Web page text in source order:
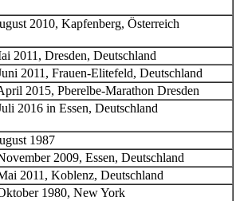
2010, Kapfenberg, Österreich
2011, Dresden, Deutschland
2011, Frauen-Elitefeld, Deutschland
2015, Pberelbe-Marathon Dresden
2016 in Essen, Deutschland
1987
2009, Essen, Deutschland
2011, Koblenz, Deutschland
1980, New York